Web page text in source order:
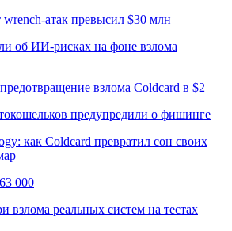
атак превысил $30 млн
об ИИ-рисках на фоне взлома
взлома Coldcard в $2
предупредили о фишинге
как Coldcard превратил сон своих
000
взлома реальных систем на тестах